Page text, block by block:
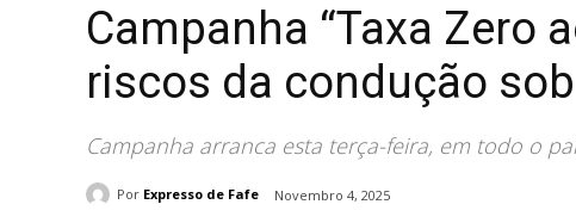
Campanha “Taxa Zero
riscos da condução
Campanha arranca esta terça-feira, em todo o
Por Expresso de Fafe Novembro 4, 2025